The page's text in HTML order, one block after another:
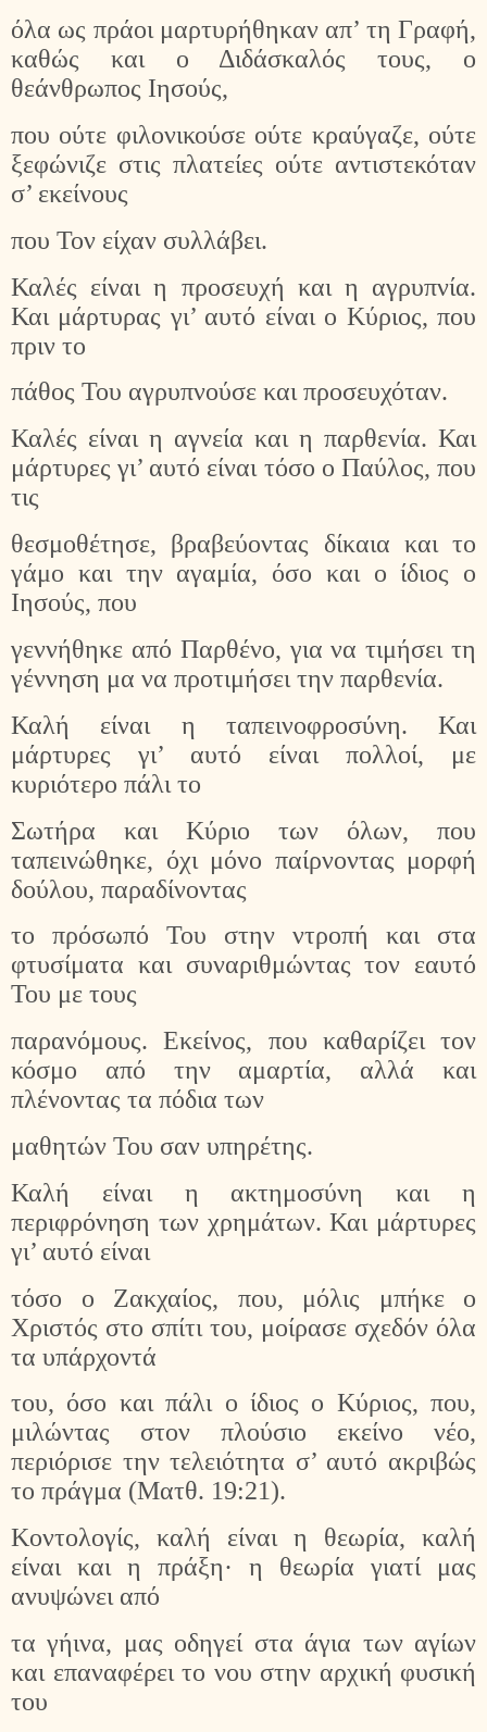
όλα ως πράοι μαρτυρήθηκαν απ’ τη Γραφή,
καθώς και ο Διδάσκαλός τους, ο
θεάνθρωπος Ιησούς,
που ούτε φιλονικούσε ούτε κραύγαζε, ούτε
ξεφώνιζε στις πλατείες ούτε αντιστεκόταν
σ’ εκείνους
που Τον είχαν συλλάβει.
Καλές είναι η προσευχή και η αγρυπνία.
Και μάρτυρας γι’ αυτό είναι ο Κύριος, που
πριν το
πάθος Του αγρυπνούσε και προσευχόταν.
Καλές είναι η αγνεία και η παρθενία. Και
μάρτυρες γι’ αυτό είναι τόσο ο Παύλος, που
τις
θεσμοθέτησε, βραβεύοντας δίκαια και το
γάμο και την αγαμία, όσο και ο ίδιος ο
Ιησούς, που
γεννήθηκε από Παρθένο, για να τιμήσει τη
γέννηση μα να προτιμήσει την παρθενία.
Καλή είναι η ταπεινοφροσύνη. Και
μάρτυρες γι’ αυτό είναι πολλοί, με
κυριότερο πάλι το
Σωτήρα και Κύριο των όλων, που
ταπεινώθηκε, όχι μόνο παίρνοντας μορφή
δούλου, παραδίνοντας
το πρόσωπό Του στην ντροπή και στα
φτυσίματα και συναριθμώντας τον εαυτό
Του με τους
παρανόμους. Εκείνος, που καθαρίζει τον
κόσμο από την αμαρτία, αλλά και
πλένοντας τα πόδια των
μαθητών Του σαν υπηρέτης.
Καλή είναι η ακτημοσύνη και η
περιφρόνηση των χρημάτων. Και μάρτυρες
γι’ αυτό είναι
τόσο ο Ζακχαίος, που, μόλις μπήκε ο
Χριστός στο σπίτι του, μοίρασε σχεδόν όλα
τα υπάρχοντά
του, όσο και πάλι ο ίδιος ο Κύριος, που,
μιλώντας στον πλούσιο εκείνο νέο,
περιόρισε την τελειότητα σ’ αυτό ακριβώς
το πράγμα (Ματθ. 19:21).
Κοντολογίς, καλή είναι η θεωρία, καλή
είναι και η πράξη· η θεωρία γιατί μας
ανυψώνει από
τα γήινα, μας οδηγεί στα άγια των αγίων
και επαναφέρει το νου στην αρχική φυσική
του